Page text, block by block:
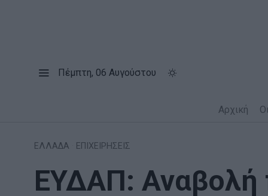
Πέμπτη, 06 Αυγούστου
Αρχική
ΕΛΛΑΔΑ ΕΠΙΧΕΙΡΗΣΕΙΣ
ΕΥΔΑΠ: Αναβολή